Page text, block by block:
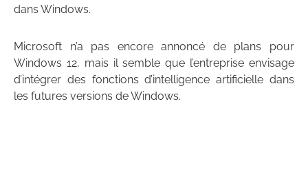
dans Windows.
Microsoft n’a pas encore annoncé de plans pour
Windows 12, mais il semble que l’entreprise envisage
d’intégrer des fonctions d’intelligence artificielle dans
les futures versions de Windows.